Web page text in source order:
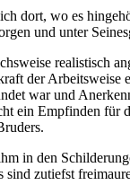
dort, wo es
und unter
realistisch
der Arbeitsweise
war und
ein Empfinden für
in den
sind zutiefst